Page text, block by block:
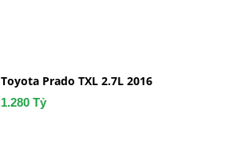
Toyota Prado TXL 2.7L 2016
1.280 Tỷ